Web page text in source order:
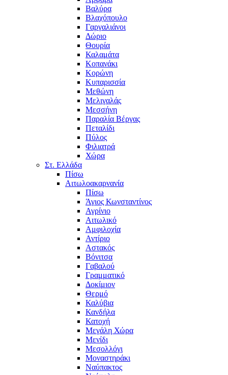
Βαλύρα
Βλαχόπουλο
Γαργαλιάνοι
Δώριο
Θουρία
Καλαμάτα
Κοπανάκι
Κορώνη
Κυπαρισσία
Μεθώνη
Μελιγαλάς
Μεσσήνη
Παραλία Βέργας
Πεταλίδι
Πύλος
Φιλιατρά
Χώρα
Στ. Ελλάδα
Πίσω
Αιτωλοακαρνανία
Πίσω
Άγιος Κωνσταντίνος
Αγρίνιο
Αιτωλικό
Αμφιλοχία
Αντίριο
Αστακός
Βόνιτσα
Γαβαλού
Γραμματικό
Δοκίμιον
Θερμό
Καλύβια
Κανδήλα
Κατοχή
Μεγάλη Χώρα
Μενίδι
Μεσολλόγι
Μοναστηράκι
Ναύπακτος